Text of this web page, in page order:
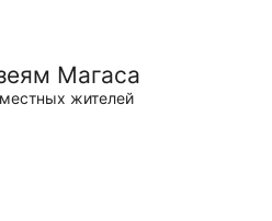
Магаса
жителей